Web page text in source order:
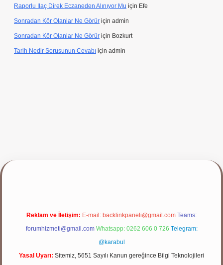
Raporlu Ilaç Direk Eczaneden Alınıyor Mu için Efe
Sonradan Kör Olanlar Ne Görür için admin
Sonradan Kör Olanlar Ne Görür için Bozkurt
Tarih Nedir Sorusunun Cevabı için admin
giriş yap
Reklam ve İletişim: E-mail: backlinkpaneli@gmail.com Teams:
forumhizmeti@gmail.com Whatsapp: 0262 606 0 726 Telegram:
@karabul
Yasal Uyarı: Sitemiz, 5651 Sayılı Kanun gereğince Bilgi Teknolojileri